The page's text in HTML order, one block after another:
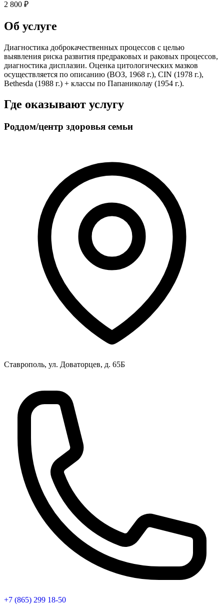
2 800 ₽
Об услуге
Диагностика доброкачественных процессов с целью
выявления риска развития предраковых и раковых процессов,
диагностика дисплазии. Оценка цитологических мазков
осуществляется по описанию (ВОЗ, 1968 г.), CIN (1978 г.),
Bethesda (1988 г.) + классы по Папаниколау (1954 г.).
Где оказывают услугу
Роддом/центр здоровья семьи
Ставрополь, ул. Доваторцев, д. 65Б
+7 (865) 299 18-50